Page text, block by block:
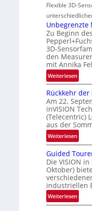
-
B
-
R
u
n
d
e
n
e
w
s
‘
Flexible 3D-
Unbegrenzte
Zu Beginn
3D-
den
mit Annika
Weiterlesen:
U
n
b
e
g
r
e
z
t
e
M
ö
g
Rückkehr der
Am 22.
inVISION
(Telecentric)
aus der
Weiterlesen:
R
ü
c
k
k
e
h
Guided
Die VISION
Oktober)
industriellen
Weiterlesen:
G